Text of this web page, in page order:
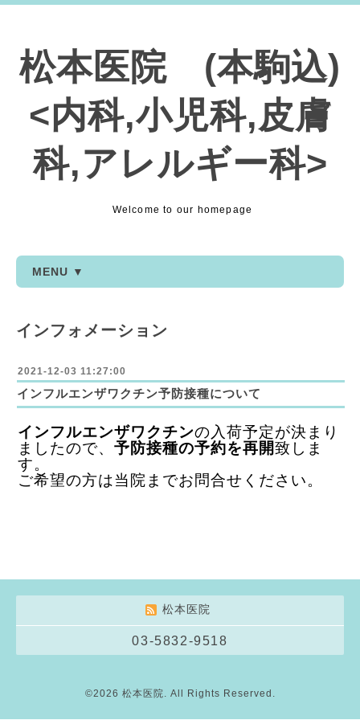
松本医院 (本駒込)
<内科,小児科,皮膚
科,アレルギー科>
Welcome to our homepage
MENU ▼
インフォメーション
2021-12-03 11:27:00
インフルエンザワクチン予防接種について
インフルエンザワクチンの入荷予定が決まり
ましたので、 予防接種の予約を再開致しま
す。
ご希望の方は当院までお問合せください。
松本医院
03-5832-9518
©2026 松本医院. All Rights Reserved.